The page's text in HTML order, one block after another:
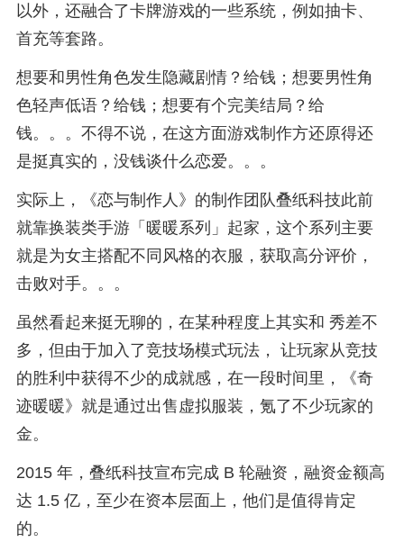
以外，还融合了卡牌游戏的一些系统，例如抽卡、
首充等套路。
想要和男性角色发生隐藏剧情？给钱；想要男性角
色轻声低语？给钱；想要有个完美结局？给
钱。。。不得不说，在这方面游戏制作方还原得还
是挺真实的，没钱谈什么恋爱。。。
实际上，《恋与制作人》的制作团队叠纸科技此前
就靠换装类手游「暖暖系列」起家，这个系列主要
就是为女主搭配不同风格的衣服，获取高分评价，
击败对手。。。
虽然看起来挺无聊的，在某种程度上其实和 秀差不
多，但由于加入了竞技场模式玩法， 让玩家从竞技
的胜利中获得不少的成就感，在一段时间里，《奇
迹暖暖》就是通过出售虚拟服装，氪了不少玩家的
金。
2015 年，叠纸科技宣布完成 B 轮融资，融资金额高
达 1.5 亿，至少在资本层面上，他们是值得肯定
的。